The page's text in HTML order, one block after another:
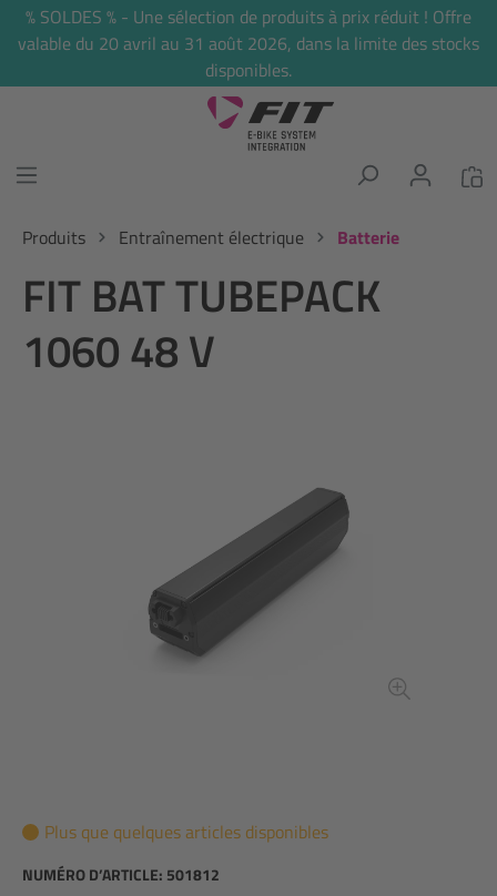
principal
% SOLDES % - Une sélection de produits à prix réduit ! Offre
valable du 20 avril au 31 août 2026, dans la limite des stocks
disponibles.
Produits Entraînement électrique Batterie
FIT BAT TUBEPACK
1060 48 V
Plus que quelques articles disponibles
NUMÉRO D’ARTICLE: 501812